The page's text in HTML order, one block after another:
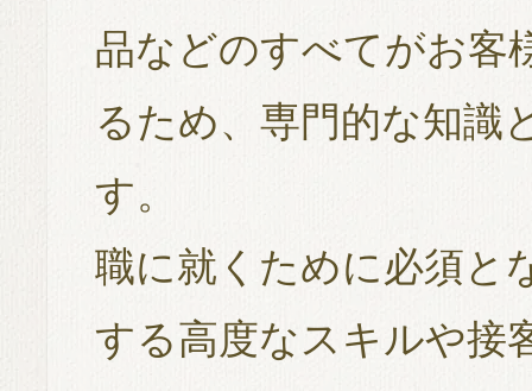
品などのすべてがお客
るため、専門的な知識
す。
職に就くために必須と
する高度なスキルや接